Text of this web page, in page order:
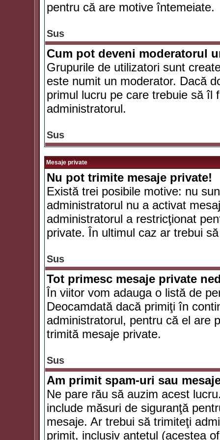
pentru că are motive întemeiate.
Sus
Cum pot deveni moderatorul
Grupurile de utilizatori sunt
este numit un moderator. Dacă
primul lucru pe care trebuie să îl
administratorul.
Sus
Mesaje private
Nu pot trimite mesaje private!
Există trei posibile motive: nu
administratorul nu a activat
administratorul a restricţionat
private. În ultimul caz ar trebui
Sus
Tot primesc mesaje private
În viitor vom adauga o listă de
Deocamdată dacă primiţi în
administratorul, pentru că el are
trimită mesaje private.
Sus
Am primit spam-uri sau
Ne pare rău să auzim acest
include măsuri de siguranţă
mesaje. Ar trebui să trimiteţi
primit, inclusiv antetul (acestea